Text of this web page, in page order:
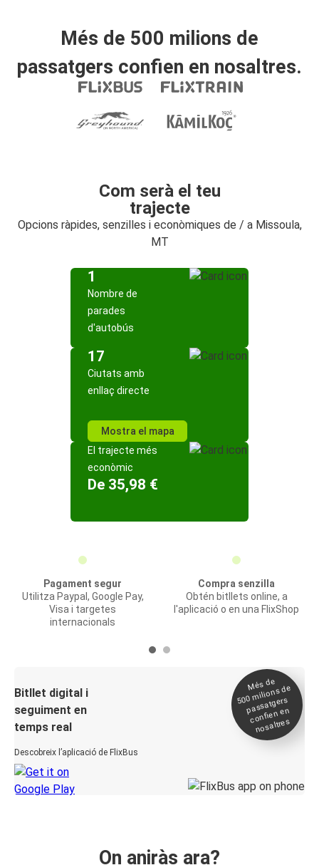
Més de 500 milions de
passatgers confien en nosaltres.
Com serà el teu
trajecte
Opcions ràpides, senzilles i econòmiques de / a Missoula,
MT
1
Nombre de
parades
d'autobús
17
Ciutats amb
enllaç directe
Mostra el mapa
El trajecte més
econòmic
De 35,98 €
Pagament segur
Utilitza Paypal, Google Pay,
Visa i targetes
internacionals
Compra senzilla
Obtén bitllets online, a
l'aplicació o en una FlixShop
Bitllet digital i
seguiment en
temps real
Descobreix l’aplicació de FlixBus
Més de
500
milions de
passatgers
confien en
nosaltres
On aniràs ara?